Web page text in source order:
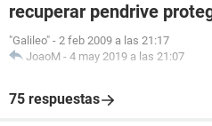
recuperar pendrive
"Galileo" - 2 feb 2009 a las 21:17
JoaoM - 4 may 2019 a las 21:07
75 respuestas